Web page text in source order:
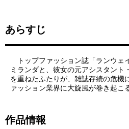
あらすじ
トップファッション誌「ランウェ
ミランダと、彼女の元アシスタント
を重ねたふたりが、雑誌存続の危機
ァッション業界に大旋風が巻き起こ
作品情報